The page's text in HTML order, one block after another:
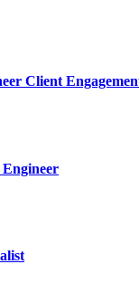
Client
Engineer